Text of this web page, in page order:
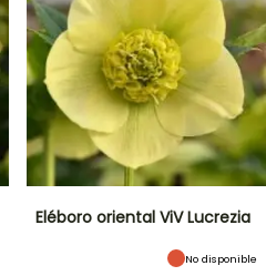
Eléboro oriental ViV Lucrezia
No disponible